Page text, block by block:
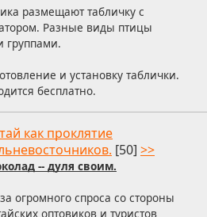
размещают табличку с
Разные виды птицы
группами.
и установку таблички.
бесплатно.
как проклятие
[50] >>
-- дуля своим.
огромного спроса со стороны
оптовиков и туристов